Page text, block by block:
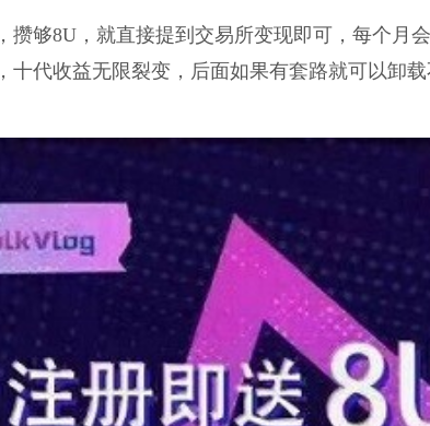
攒够8U，就直接提到交易所变现即可，每个月
十代收益无限裂变，后面如果有套路就可以卸载